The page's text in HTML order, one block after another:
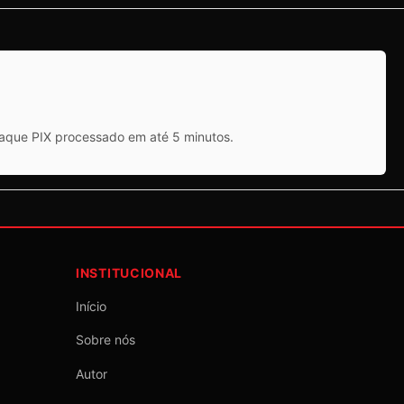
PIX processado em até 5 minutos.
INSTITUCIONAL
Início
Sobre nós
Autor